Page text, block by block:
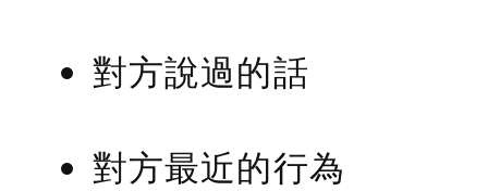
對方說過的話
對方最近的行為